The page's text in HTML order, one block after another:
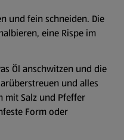
und fein schneiden. Die
eine Rispe im
Öl anschwitzen und die
und alles
mit Salz und Pfeffer
Form oder